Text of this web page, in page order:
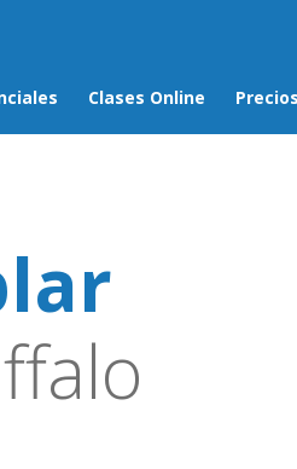
Clases Online Precios